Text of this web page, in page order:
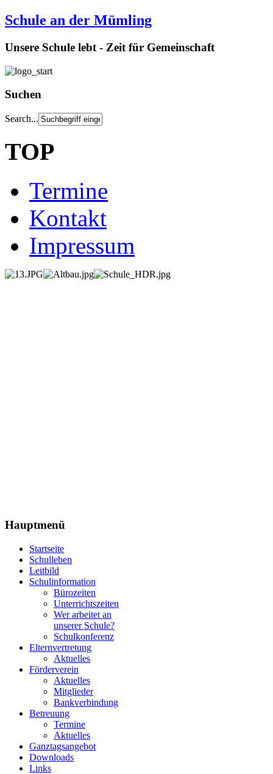
Schule an der Mümling
Unsere Schule lebt - Zeit für Gemeinschaft
Suchen
Search...
TOP
Termine
Kontakt
Impressum
Hauptmenü
Startseite
Schulleben
Leitbild
Schulinformation
Bürozeiten
Unterrichtszeiten
Wer arbeitet an
unserer Schule?
Schulkonferenz
Elternvertretung
Aktuelles
Förderverein
Aktuelles
Mitglieder
Bankverbindung
Betreuung
Termine
Aktuelles
Ganztagsangebot
Downloads
Links